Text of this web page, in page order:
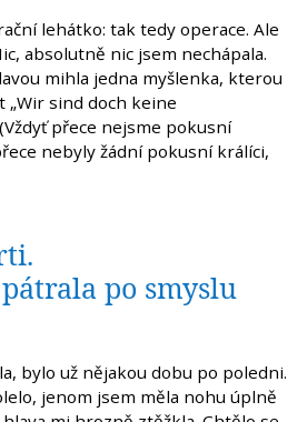
lehátko: tak tedy operace. Ale
absolutně nic jsem nechápala.
mihla jedna myšlenka, kterou
„Wir sind doch keine
přece nejsme pokusní
nebyly žádní pokusní králíci,
po smyslu
bylo už nějakou dobu po poledni.
jenom jsem měla nohu úplně